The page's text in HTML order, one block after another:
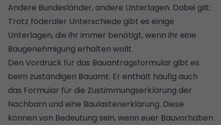
Andere Bundesländer, andere Unterlagen. Dabei gilt:
Trotz föderaler Unterschiede gibt es einige
Unterlagen, die ihr immer benötigt, wenn ihr eine
Baugenehmigung erhalten wollt.
Den Vordruck für das Bauantragsformular gibt es
beim zuständigen Bauamt. Er enthält häufig auch
das Formular für die Zustimmungserklärung der
Nachbarn und eine Baulastenerklärung. Diese
können von Bedeutung sein, wenn euer Bauvorhaben